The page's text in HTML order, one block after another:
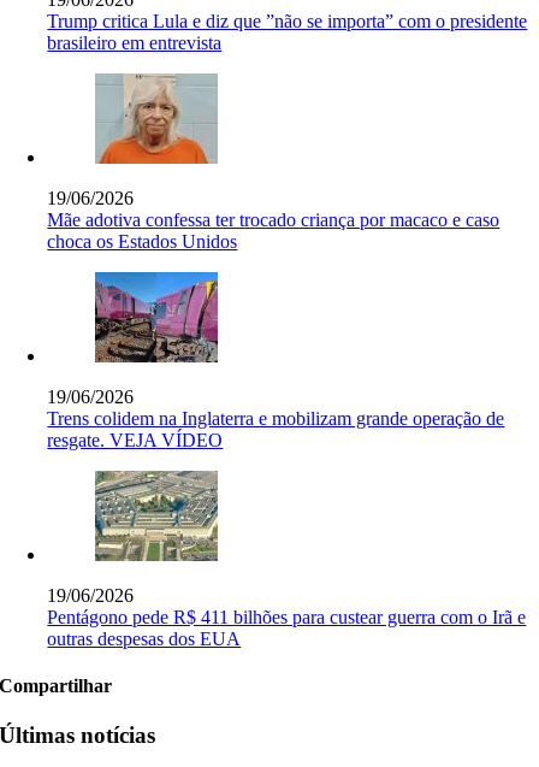
Trump critica Lula e diz que ”não se importa” com o presidente
brasileiro em entrevista
19/06/2026
Mãe adotiva confessa ter trocado criança por macaco e caso
choca os Estados Unidos
19/06/2026
Trens colidem na Inglaterra e mobilizam grande operação de
resgate. VEJA VÍDEO
19/06/2026
Pentágono pede R$ 411 bilhões para custear guerra com o Irã e
outras despesas dos EUA
Compartilhar
Últimas notícias